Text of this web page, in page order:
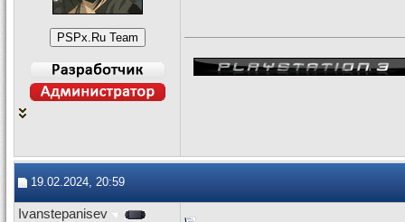
19.02.2024, 20:59
Ivanstepanisev